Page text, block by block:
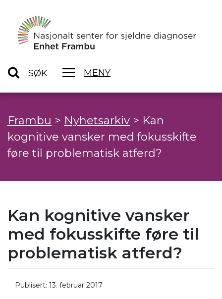
SØK MENY
Frambu > Nyhetsarkiv > Kan
kognitive vansker med fokusskifte
føre til problematisk atferd?
Kan kognitive vansker
med fokusskifte føre til
problematisk atferd?
Publisert: 13. februar 2017